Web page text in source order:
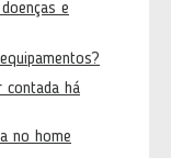
e
contada há
no home